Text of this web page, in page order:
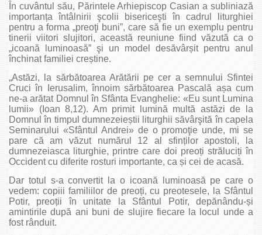
În cuvântul său, Părintele Arhiepiscop Casian a subliniază
importanța întâlnirii şcolii bisericeşti în cadrul liturghiei
pentru a forma „preoţi buni”, care să fie un exemplu pentru
tinerii viitori slujitori, această reuniune fiind văzută ca o
„icoană luminoasă” şi un model desăvârșit pentru anul
închinat familiei creștine.
„Astăzi, la sărbătoarea Arătării pe cer a semnului Sfintei
Cruci în Ierusalim, înnoim sărbătoarea Pascală așa cum
ne-a arătat Domnul în Sfânta Evanghelie: «Eu sunt Lumina
lumii» (Ioan 8,12). Am primit lumină multă astăzi de la
Domnul în timpul dumnezeieștii liturghii săvârşită în capela
Seminarului «Sfântul Andrei» de o promoţie unde, mi se
pare că am văzut numărul 12 al sfinților apostoli, la
dumnezeiasca liturghie, printre care doi preoți străluciți în
Occident cu diferite rosturi importante, ca și cei de acasă.
Dar totul s-a convertit la o icoană luminoasă pe care o
vedem: copiii familiilor de preoți, cu preotesele, la Sfântul
Potir, preoții în unitate la Sfântul Potir, depănându-și
amintirile după ani buni de slujire fiecare la locul unde a
fost rânduit.